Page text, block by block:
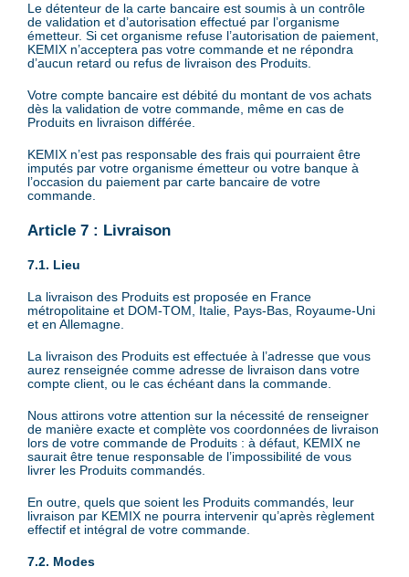
Le détenteur de la carte bancaire est soumis à un contrôle
de validation et d’autorisation effectué par l’organisme
émetteur. Si cet organisme refuse l’autorisation de paiement,
KEMIX n’acceptera pas votre commande et ne répondra
d’aucun retard ou refus de livraison des Produits.
Votre compte bancaire est débité du montant de vos achats
dès la validation de votre commande, même en cas de
Produits en livraison différée.
KEMIX n’est pas responsable des frais qui pourraient être
imputés par votre organisme émetteur ou votre banque à
l’occasion du paiement par carte bancaire de votre
commande.
Article 7 : Livraison
7.1. Lieu
La livraison des Produits est proposée en France
métropolitaine et DOM-TOM, Italie, Pays-Bas, Royaume-Uni
et en Allemagne.
La livraison des Produits est effectuée à l’adresse que vous
aurez renseignée comme adresse de livraison dans votre
compte client, ou le cas échéant dans la commande.
Nous attirons votre attention sur la nécessité de renseigner
de manière exacte et complète vos coordonnées de livraison
lors de votre commande de Produits : à défaut, KEMIX ne
saurait être tenue responsable de l’impossibilité de vous
livrer les Produits commandés.
En outre, quels que soient les Produits commandés, leur
livraison par KEMIX ne pourra intervenir qu’après règlement
effectif et intégral de votre commande.
7.2. Modes